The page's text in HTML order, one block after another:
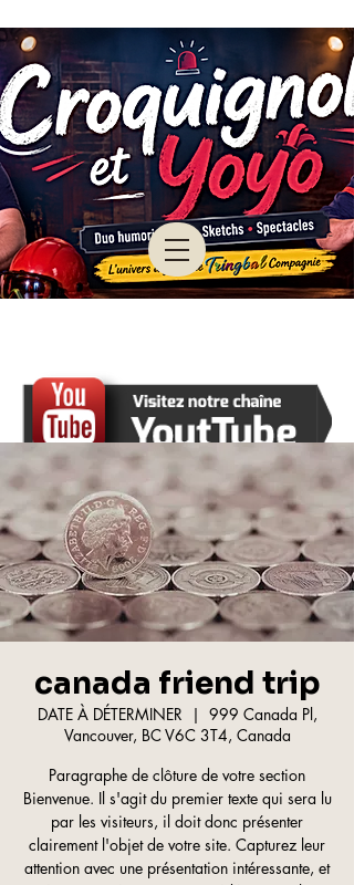
canada friend trip
DATE À DÉTERMINER
  |
999 Canada Pl,
Vancouver, BC V6C 3T4, Canada
Paragraphe de clôture de votre section
Bienvenue. Il s'agit du premier texte qui sera lu
par les visiteurs, il doit donc présenter
clairement l'objet de votre site. Capturez leur
attention avec une présentation intéressante, et